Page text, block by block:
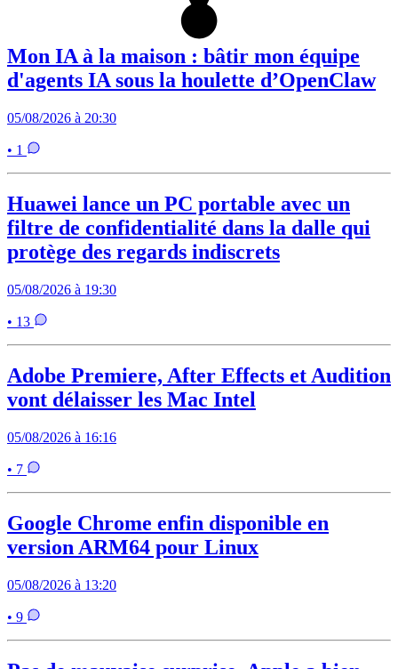
Mon IA à la maison : bâtir mon équipe
d'agents IA sous la houlette d’OpenClaw
05/08/2026 à 20:30
• 1
Huawei lance un PC portable avec un
filtre de confidentialité dans la dalle qui
protège des regards indiscrets
05/08/2026 à 19:30
• 13
Adobe Premiere, After Effects et Audition
vont délaisser les Mac Intel
05/08/2026 à 16:16
• 7
Google Chrome enfin disponible en
version ARM64 pour Linux
05/08/2026 à 13:20
• 9